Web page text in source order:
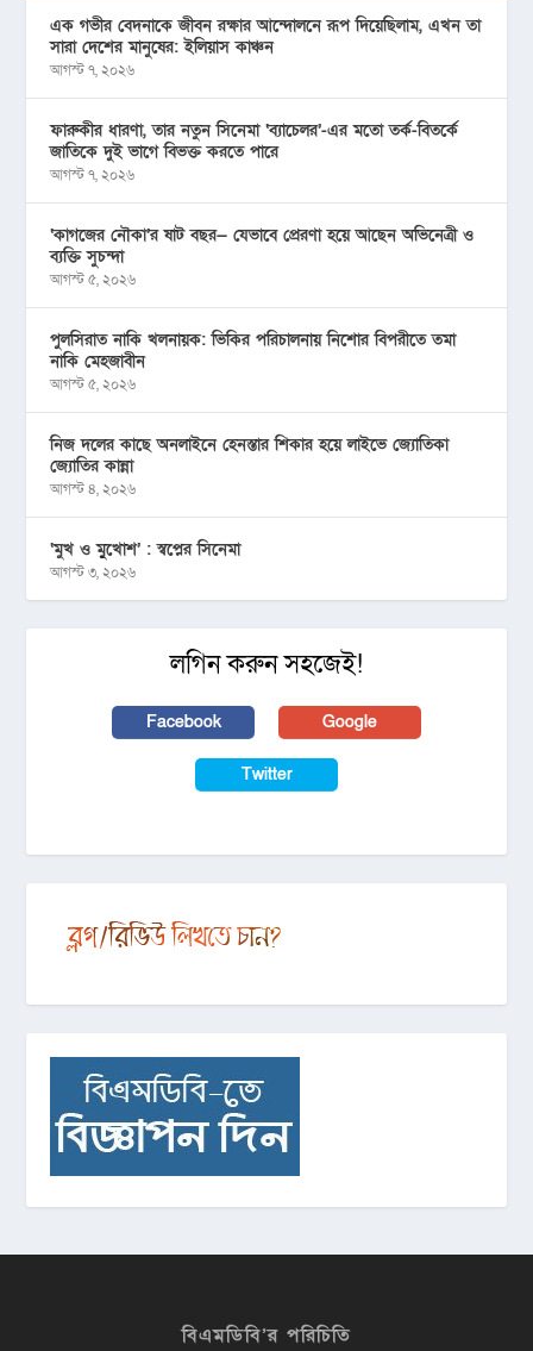
এক গভীর বেদনাকে জীবন রক্ষার আন্দোলনে রূপ দিয়েছিলাম, এখন তা
সারা দেশের মানুষের: ইলিয়াস কাঞ্চন
আগস্ট ৭, ২০২৬
ফারুকীর ধারণা, তার নতুন সিনেমা ‘ব্যাচেলর’-এর মতো তর্ক-বিতর্কে
জাতিকে দুই ভাগে বিভক্ত করতে পারে
আগস্ট ৭, ২০২৬
‘কাগজের নৌকা’র ষাট বছর— যেভাবে প্রেরণা হয়ে আছেন অভিনেত্রী ও
ব্যক্তি সুচন্দা
আগস্ট ৫, ২০২৬
পুলসিরাত নাকি খলনায়ক: ভিকির পরিচালনায় নিশোর বিপরীতে তমা
নাকি মেহজাবীন
আগস্ট ৫, ২০২৬
নিজ দলের কাছে অনলাইনে হেনস্তার শিকার হয়ে লাইভে জ্যোতিকা
জ্যোতির কান্না
আগস্ট ৪, ২০২৬
‘মুখ ও মু্খোশ’ : স্বপ্নের সিনেমা
আগস্ট ৩, ২০২৬
লগিন করুন সহজেই!
Facebook Google
Twitter
বিএমডিবি’র পরিচিতি